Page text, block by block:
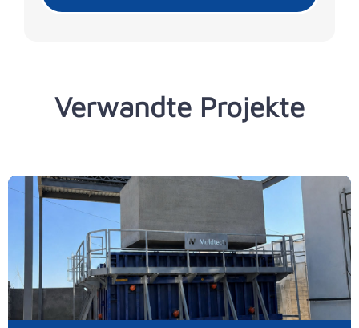
Verwandte Projekte